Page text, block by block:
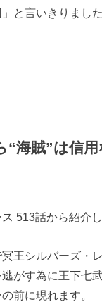
と言いきりました
“海賊”は信
513話から紹介し
王シルバーズ・
がす為に王下七
前に現れます。